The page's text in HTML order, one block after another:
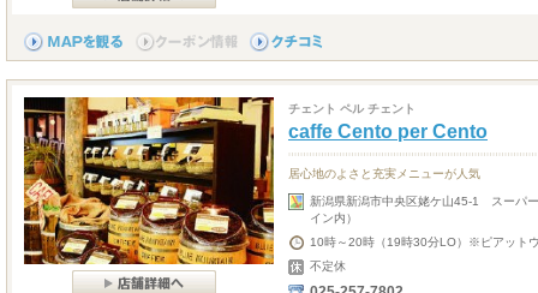
チェント ペル チェント
caffe Cento per Cento
居心地のよさと充実メニューが人気
新潟県新潟市中央区姥ケ山45-1 スーパ
イン内）
10時～20時（19時30分LO）※ピアット
不定休